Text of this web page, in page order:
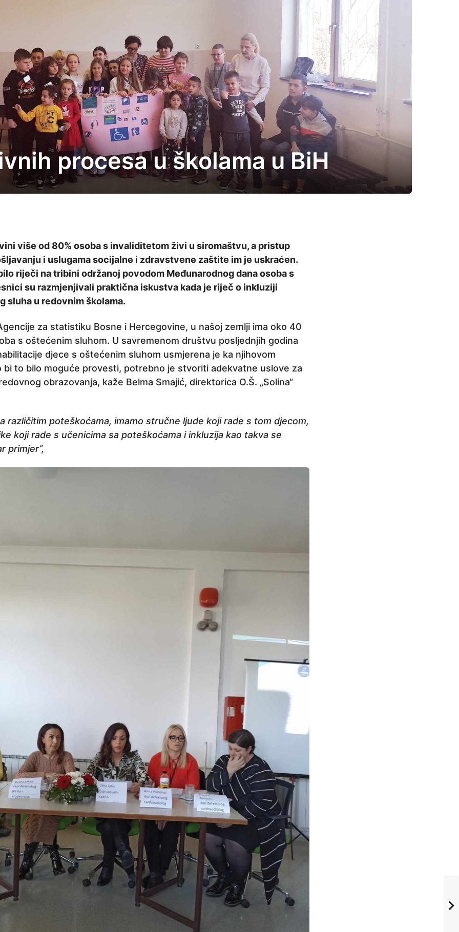
procesa u školama u BiH
više od 80% osoba s invaliditetom živi u siromaštvu, a pristup
i uslugama socijalne i zdravstvene zaštite im je uskraćen.
riječi na tribini održanoj povodom Međunarodnog dana osoba s
su razmjenjivali praktična iskustva kada je riječ o inkluziji
sluha u redovnim školama.
za statistiku Bosne i Hercegovine, u našoj zemlji ima oko 40
s oštećenim sluhom. U savremenom društvu posljednjih godina
djece s oštećenim sluhom usmjerena je ka njihovom
bi to bilo moguće provesti, potrebno je stvoriti adekvatne uslove za
obrazovanja, kaže Belma Smajić, direktorica O.Š. „Solina“
različitim poteškoćama, imamo stručne ljude koji rade s tom djecom,
koji rade s učenicima sa poteškoćama i inkluzija kao takva se
primjer“,